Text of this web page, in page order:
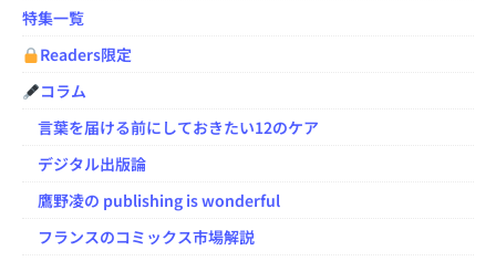
特集一覧
Readers限定
コラム
言葉を届ける前にしておきたい12のケア
デジタル出版論
鷹野凌の publishing is wonderful
フランスのコミックス市場解説